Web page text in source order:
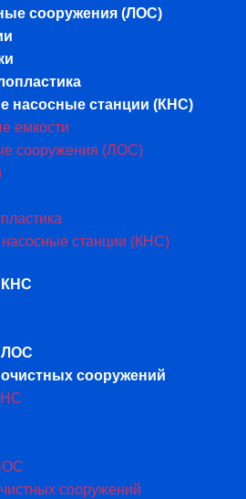
сооружения (ЛОС)
насосные станции (КНС)
емкости
сооружения (ЛОС)
станции (КНС)
КНС
ЛОС
сооружений
сооружений